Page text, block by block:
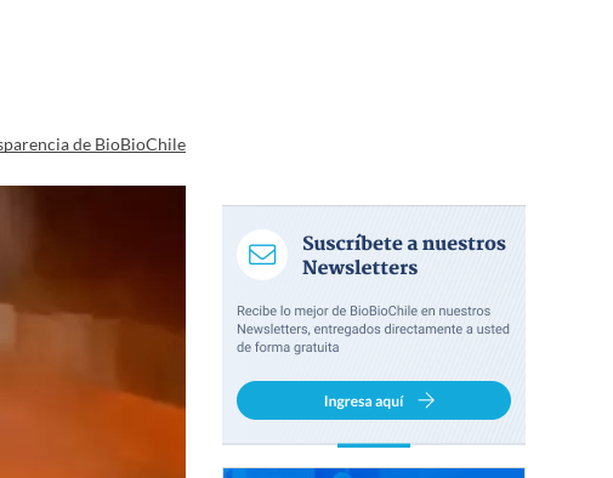
de BioBioChile